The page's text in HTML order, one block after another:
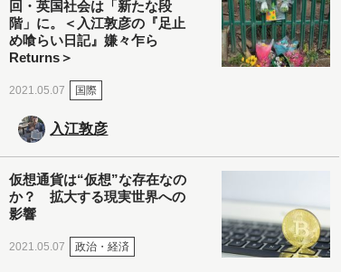
回・英国社会は「新たな段
階」に。＜入江敦彦の『足止
め喰らい日記』嫌々乍ら
Returns＞
2021.05.07 国際
入江敦彦
仮想通貨は“仮想”な存在なの
か？ 拡大する現実世界への
影響
2021.05.07 政治・経済